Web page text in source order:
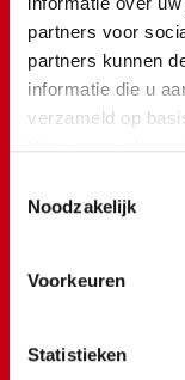
partners voor
partners kunnen
informatie die u
verzameld op
We werken samen
Noodzakelijk
Voorkeuren
Statistieken